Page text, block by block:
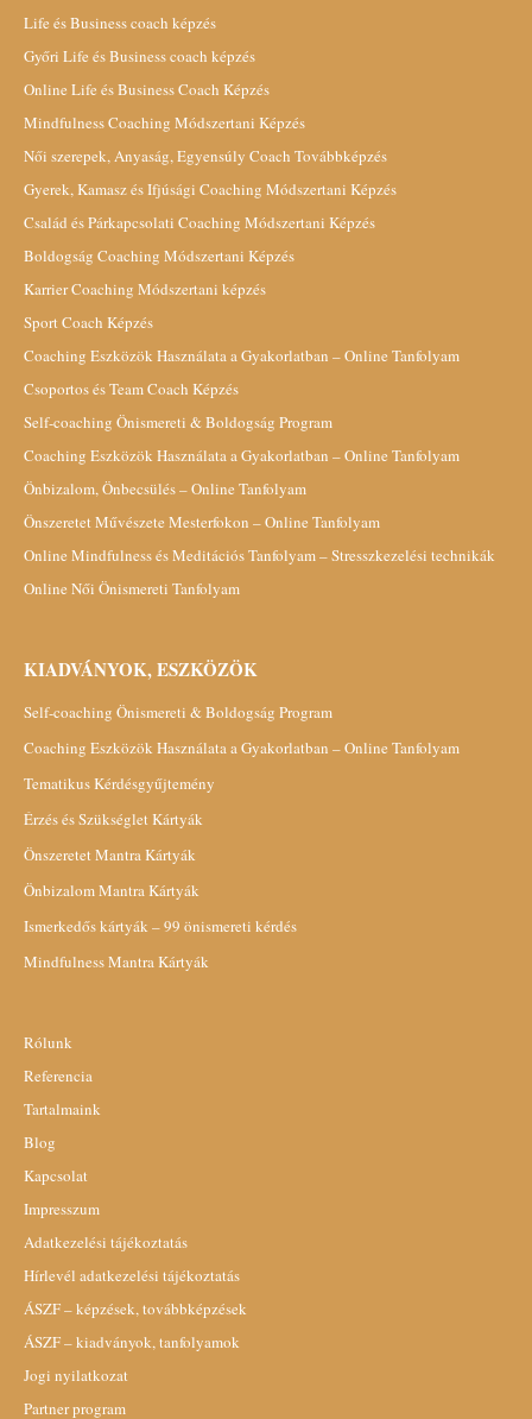
Life és Business coach képzés
Győri Life és Business coach képzés
Online Life és Business Coach Képzés
Mindfulness Coaching Módszertani Képzés
Női szerepek, Anyaság, Egyensúly Coach Továbbképzés
Gyerek, Kamasz és Ifjúsági Coaching Módszertani Képzés
Család és Párkapcsolati Coaching Módszertani Képzés
Boldogság Coaching Módszertani Képzés
Karrier Coaching Módszertani képzés
Sport Coach Képzés
Coaching Eszközök Használata a Gyakorlatban – Online Tanfolyam
Csoportos és Team Coach Képzés
Self-coaching Önismereti & Boldogság Program
Coaching Eszközök Használata a Gyakorlatban – Online Tanfolyam
Önbizalom, Önbecsülés – Online Tanfolyam
Önszeretet Művészete Mesterfokon – Online Tanfolyam
Online Mindfulness és Meditációs Tanfolyam – Stresszkezelési technikák
Online Női Önismereti Tanfolyam
KIADVÁNYOK, ESZKÖZÖK
Self-coaching Önismereti & Boldogság Program
Coaching Eszközök Használata a Gyakorlatban – Online Tanfolyam
Tematikus Kérdésgyűjtemény
Érzés és Szükséglet Kártyák
Önszeretet Mantra Kártyák
Önbizalom Mantra Kártyák
Ismerkedős kártyák – 99 önismereti kérdés
Mindfulness Mantra Kártyák
Rólunk
Referencia
Tartalmaink
Blog
Kapcsolat
Impresszum
Adatkezelési tájékoztatás
Hírlevél adatkezelési tájékoztatás
ÁSZF – képzések, továbbképzések
ÁSZF – kiadványok, tanfolyamok
Jogi nyilatkozat
Partner program